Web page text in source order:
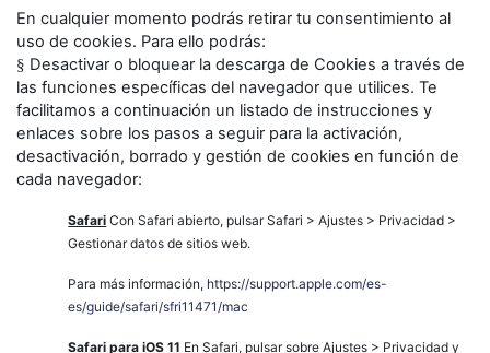
En cualquier momento podrás retirar tu consentimiento al
uso de cookies. Para ello podrás:
§ Desactivar o bloquear la descarga de Cookies a través de
las funciones específicas del navegador que utilices. Te
facilitamos a continuación un listado de instrucciones y
enlaces sobre los pasos a seguir para la activación,
desactivación, borrado y gestión de cookies en función de
cada navegador:
Safari Con Safari abierto, pulsar Safari > Ajustes > Privacidad >
Gestionar datos de sitios web.
Para más información, https://support.apple.com/es-
es/guide/safari/sfri11471/mac
Safari para iOS 11 En Safari, pulsar sobre Ajustes > Privacidad y